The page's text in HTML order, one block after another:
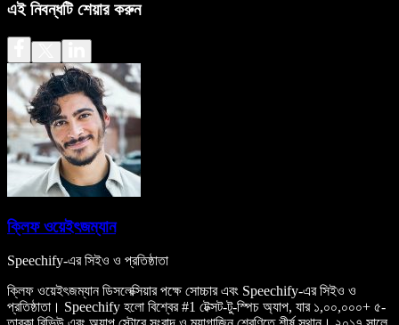
এই নিবন্ধটি শেয়ার করুন
ক্লিফ ওয়েইৎজম্যান
Speechify-এর সিইও ও প্রতিষ্ঠাতা
ক্লিফ ওয়েইৎজম্যান ডিসলেক্সিয়ার পক্ষে সোচ্চার এবং Speechify-এর সিইও ও
প্রতিষ্ঠাতা। Speechify হলো বিশ্বের #1 টেক্সট-টু-স্পিচ অ্যাপ, যার ১,০০,০০০+ ৫-